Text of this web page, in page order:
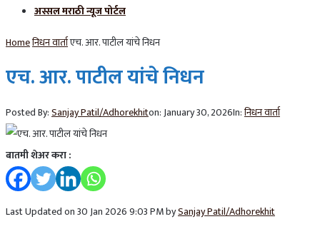
अस्सल मराठी न्यूज पोर्टल
Homeनिधन वार्ताएच. आर. पाटील यांचे निधन
एच. आर. पाटील यांचे निधन
Posted By:Sanjay Patil/Adhorekhiton: January 30, 2026In:निधन वार्ता
बातमी शेअर करा :
Last Updated on 30 Jan 2026 9:03 PM bySanjay Patil/Adhorekhit